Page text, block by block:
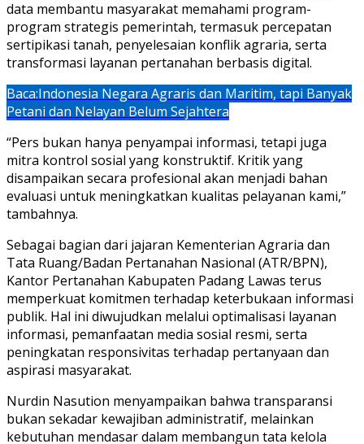
data membantu masyarakat memahami program-
program strategis pemerintah, termasuk percepatan
sertipikasi tanah, penyelesaian konflik agraria, serta
transformasi layanan pertanahan berbasis digital.
Baca:Indonesia Negara Agraris dan Maritim, tapi Banyak
Petani dan Nelayan Belum Sejahtera
“Pers bukan hanya penyampai informasi, tetapi juga
mitra kontrol sosial yang konstruktif. Kritik yang
disampaikan secara profesional akan menjadi bahan
evaluasi untuk meningkatkan kualitas pelayanan kami,”
tambahnya.
Sebagai bagian dari jajaran Kementerian Agraria dan
Tata Ruang/Badan Pertanahan Nasional (ATR/BPN),
Kantor Pertanahan Kabupaten Padang Lawas terus
memperkuat komitmen terhadap keterbukaan informasi
publik. Hal ini diwujudkan melalui optimalisasi layanan
informasi, pemanfaatan media sosial resmi, serta
peningkatan responsivitas terhadap pertanyaan dan
aspirasi masyarakat.
Nurdin Nasution menyampaikan bahwa transparansi
bukan sekadar kewajiban administratif, melainkan
kebutuhan mendasar dalam membangun tata kelola